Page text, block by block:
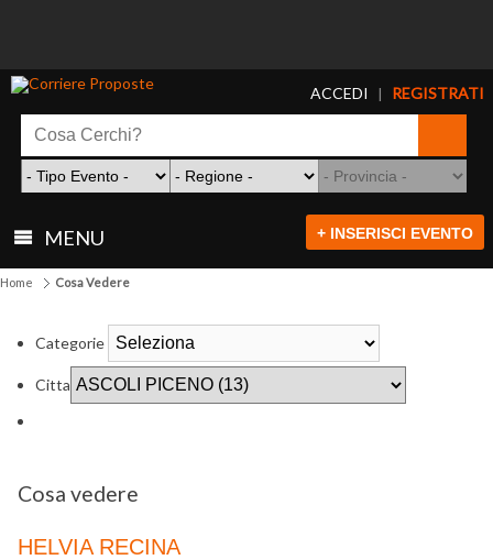
ACCEDI | REGISTRATI
MENU + INSERISCI EVENTO
Home Cosa Vedere
Categorie
Citta
Cosa vedere
HELVIA RECINA